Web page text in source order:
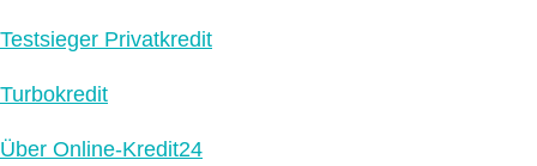
Testsieger Privatkredit
Turbokredit
Über Online-Kredit24